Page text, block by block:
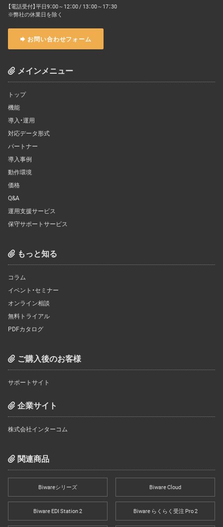
【電話受付】平日9：00～12：00 / 13：00～17：30
※弊社の休業日を除く
お問い合わせフォーム
メインメニュー
トップ
機能
導入・運用
対応データ形式
パートナー
導入事例
動作環境
価格
Q&A
運用支援サービス
保守サポートサービス
もっと知る
コラム
イベント・セミナー
オンライン相談
無料トライアル
PDFカタログ
ご購入後のお客様
サポートサイト
企業サイト
株式会社インターコム
関連商品
Biwareシリーズ Biware Cloud
Biware EDI Station 2 Biware らくらく受注 Pro 2